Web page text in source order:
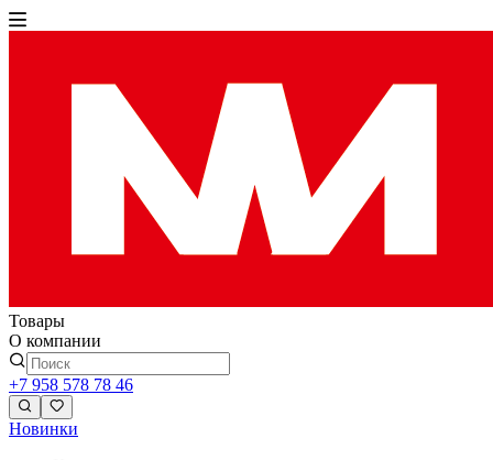
Товары
О компании
+7 958 578 78 46
Новинки